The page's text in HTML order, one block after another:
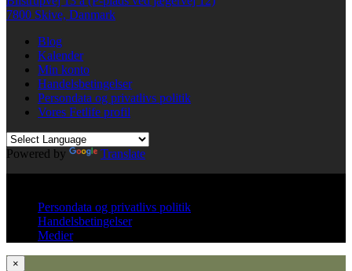
7800 Skive, Danmark
Blog
Kalender
Min konto
Handelsbetingelser
Persondata og privatlivs politik
Vores Fetlife profil
Powered by
Translate
Persondata og privatlivs politik
Handelsbetingelser
Medier
×